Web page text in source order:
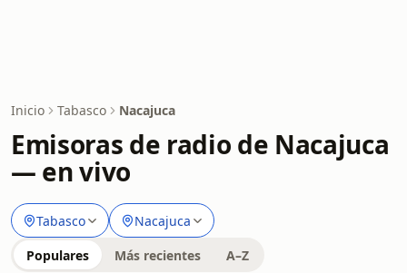
Inicio Tabasco Nacajuca
Emisoras de radio de Nacajuca
— en vivo
Tabasco Nacajuca
Populares Más recientes A–Z